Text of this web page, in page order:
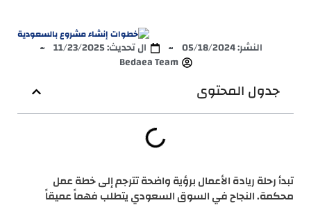
النشر:05/18/2024
ال تحديث: 11/23/2025
Bedaea Team
جدول المحتوى
تبدأ رحلة ريادة الأعمال برؤية واضحة تترجم إلى خطة عمل
محكمة. النجاح في السوق السعودي يتطلب فهماً عميقاً